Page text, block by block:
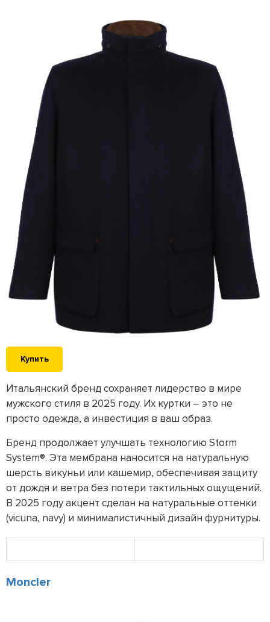
Купить
Итальянский бренд сохраняет лидерство в мире
мужского стиля в 2025 году. Их куртки – это не
просто одежда, а инвестиция в ваш образ.
Бренд продолжает улучшать технологию Storm
System®. Эта мембрана наносится на натуральную
шерсть викуньи или кашемир, обеспечивая защиту
от дождя и ветра без потери тактильных ощущений.
В 2025 году акцент сделан на натуральные оттенки
(vicuna, navy) и минималистичный дизайн фурнитуры.
Moncler